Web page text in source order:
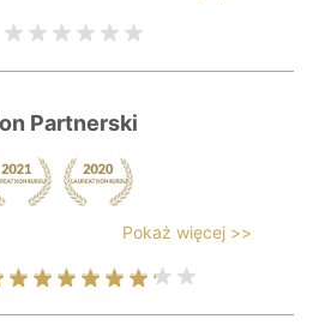
Partnerski
Pokaż więcej >>